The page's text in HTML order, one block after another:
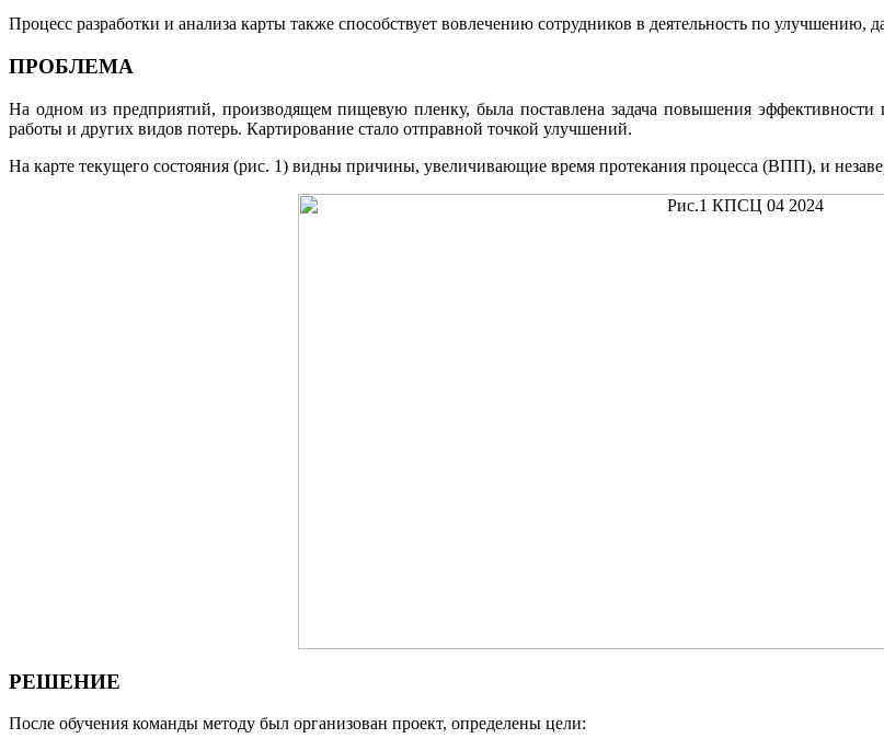
Процесс разработки и анализа карты также способствует вовлечению сотрудников в деятельность по улучшению,
ПРОБЛЕМА
На одном из предприятий, производящем пищевую пленку, была поставлена задача повышения эффективности
работы и других видов потерь. Картирование стало отправной точкой улучшений.
На карте текущего состояния (рис. 1) видны причины, увеличивающие время протекания процесса (ВПП), и
РЕШЕНИЕ
После обучения команды методу был организован проект, определены цели: